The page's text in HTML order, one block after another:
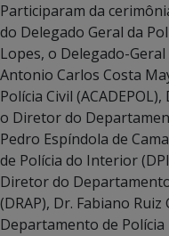
Participaram da
do Delegado Geral da
Lopes, o Delegado-
Antonio Carlos Costa
Polícia Civil
o Diretor do
Pedro Espíndola de
de Polícia do Interior
Diretor do
(DRAP), Dr. Fabiano
Departamento de Polícia